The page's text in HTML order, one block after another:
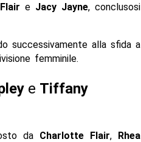
e Jacy Jayne, conclusosi
successivamente alla sfida a
femminile.
e Tiffany
da Charlotte Flair, Rhea